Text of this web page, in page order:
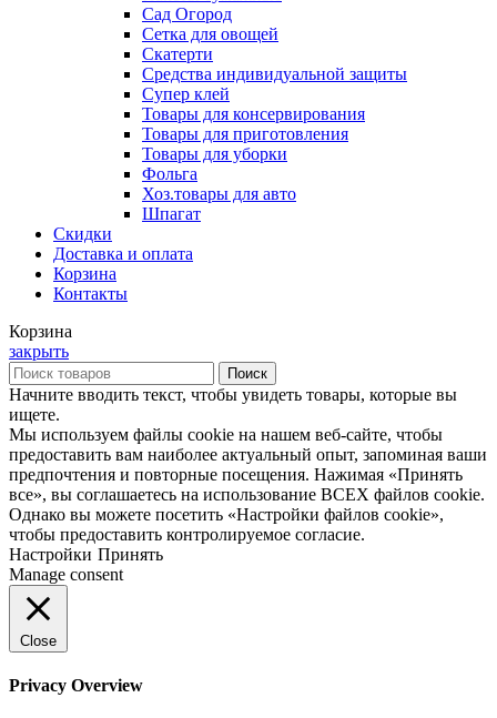
Сад Огород
Сетка для овощей
Скатерти
Средства индивидуальной защиты
Супер клей
Товары для консервирования
Товары для приготовления
Товары для уборки
Фольга
Хоз.товары для авто
Шпагат
Скидки
Доставка и оплата
Корзина
Контакты
Корзина
закрыть
Поиск
Начните вводить текст, чтобы увидеть товары, которые вы
ищете.
Мы используем файлы cookie на нашем веб-сайте, чтобы
предоставить вам наиболее актуальный опыт, запоминая ваши
предпочтения и повторные посещения. Нажимая «Принять
все», вы соглашаетесь на использование ВСЕХ файлов cookie.
Однако вы можете посетить «Настройки файлов cookie»,
чтобы предоставить контролируемое согласие.
Настройки Принять
Manage consent
Close
Privacy Overview